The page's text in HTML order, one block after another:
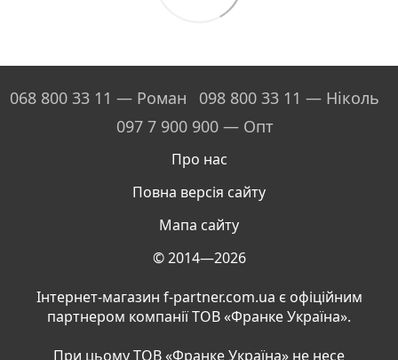
068 800 33 11 — Роман
098 800 33 11 — Ніколь
097 7 900 900 — Опт
Про нас
Повна версія сайту
Мапа сайту
© 2014—2026
Інтернет-магазин f-partner.com.ua є офіційним
партнером компанії ТОВ «Франке Україна».
При цьому ТОВ «Франке Україна» не несе